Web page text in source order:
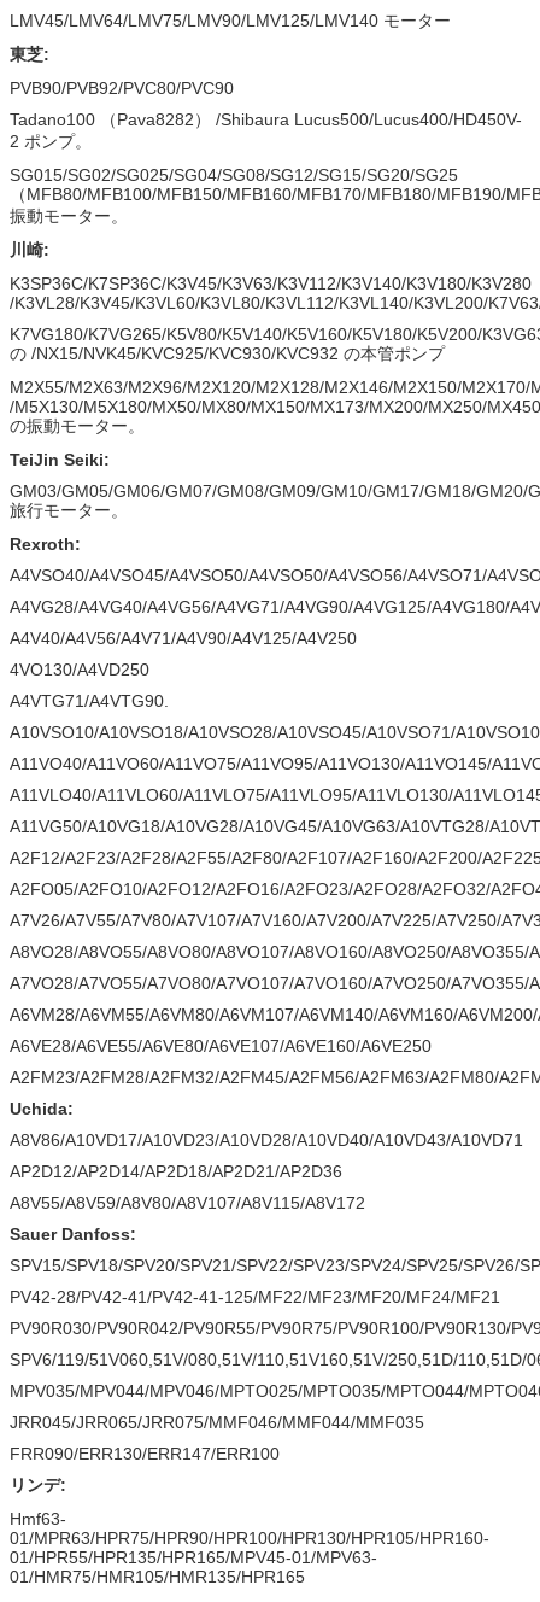
LMV45/LMV64/LMV75/LMV90/LMV125/LMV140 モーター
東芝:
PVB90/PVB92/PVC80/PVC90
Tadano100 （Pava8282） /Shibaura Lucus500/Lucus400/HD450V-
2 ポンプ。
SG015/SG02/SG025/SG04/SG08/SG12/SG15/SG20/SG25
（MFB80/MFB100/MFB150/MFB160/MFB170/MFB180/MFB190/
振動モーター。
川崎:
K3SP36C/K7SP36C/K3V45/K3V63/K3V112/K3V140/K3V180/K3V280
/K3VL28/K3V45/K3VL60/K3VL80/K3VL112/K3VL140/K3VL200/
K7VG180/K7VG265/K5V80/K5V140/K5V160/K5V180/K5V200/
の /NX15/NVK45/KVC925/KVC930/KVC932 の本管ポンプ
M2X55/M2X63/M2X96/M2X120/M2X128/M2X146/M2X150/M2X170/
/M5X130/M5X180/MX50/MX80/MX150/MX173/MX200/MX250/
の振動モーター。
TeiJin Seiki:
GM03/GM05/GM06/GM07/GM08/GM09/GM10/GM17/GM18/GM20/
旅行モーター。
Rexroth:
A4VSO40/A4VSO45/A4VSO50/A4VSO50/A4VSO56/A4VSO71/
A4VG28/A4VG40/A4VG56/A4VG71/A4VG90/A4VG125/A4VG180/
A4V40/A4V56/A4V71/A4V90/A4V125/A4V250
4VO130/A4VD250
A4VTG71/A4VTG90.
A10VSO10/A10VSO18/A10VSO28/A10VSO45/A10VSO71/
A11VO40/A11VO60/A11VO75/A11VO95/A11VO130/A11VO145/
A11VLO40/A11VLO60/A11VLO75/A11VLO95/A11VLO130/
A11VG50/A10VG18/A10VG28/A10VG45/A10VG63/A10VTG28/
A2F12/A2F23/A2F28/A2F55/A2F80/A2F107/A2F160/A2F200/
A2FO05/A2FO10/A2FO12/A2FO16/A2FO23/A2FO28/A2FO32/
A7V26/A7V55/A7V80/A7V107/A7V160/A7V200/A7V225/A7V250/
A8VO28/A8VO55/A8VO80/A8VO107/A8VO160/A8VO250/A8VO355/
A7VO28/A7VO55/A7VO80/A7VO107/A7VO160/A7VO250/A7VO355/
A6VM28/A6VM55/A6VM80/A6VM107/A6VM140/A6VM160/
A6VE28/A6VE55/A6VE80/A6VE107/A6VE160/A6VE250
A2FM23/A2FM28/A2FM32/A2FM45/A2FM56/A2FM63/A2FM80/
Uchida:
A8V86/A10VD17/A10VD23/A10VD28/A10VD40/A10VD43/A10VD71
AP2D12/AP2D14/AP2D18/AP2D21/AP2D36
A8V55/A8V59/A8V80/A8V107/A8V115/A8V172
Sauer Danfoss:
SPV15/SPV18/SPV20/SPV21/SPV22/SPV23/SPV24/SPV25/SPV26/
PV42-28/PV42-41/PV42-41-125/MF22/MF23/MF20/MF24/MF21
PV90R030/PV90R042/PV90R55/PV90R75/PV90R100/PV90R130/
SPV6/119/51V060,51V/080,51V/110,51V160,51V/250,51D/
MPV035/MPV044/MPV046/MPTO025/MPTO035/MPTO044/
JRR045/JRR065/JRR075/MMF046/MMF044/MMF035
FRR090/ERR130/ERR147/ERR100
リンデ:
Hmf63-
01/MPR63/HPR75/HPR90/HPR100/HPR130/HPR105/HPR160-
01/HPR55/HPR135/HPR165/MPV45-01/MPV63-
01/HMR75/HMR105/HMR135/HPR165